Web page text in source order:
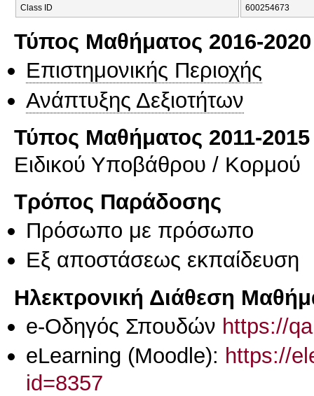
Class ID 600254673
Τύπος Μαθήματος 2016-2020
Επιστημονικής Περιοχής
Ανάπτυξης Δεξιοτήτων
Τύπος Μαθήματος 2011-2015
Ειδικού Υποβάθρου / Κορμού
Τρόπος Παράδοσης
Πρόσωπο με πρόσωπο
Eξ απoστάσεως εκπαίδευση
Ηλεκτρονική Διάθεση
e-Οδηγός Σπουδών https://
eLearning (Moodle): https://
id=8357